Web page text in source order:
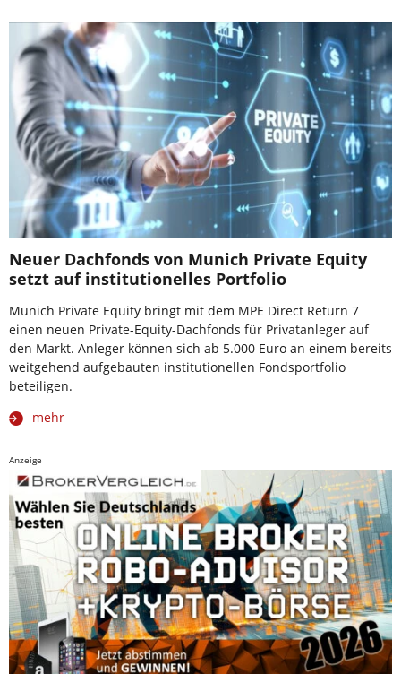
Neuer Dachfonds von Munich Private Equity
setzt auf institutionelles Portfolio
Munich Private Equity bringt mit dem MPE Direct Return 7
einen neuen Private-Equity-Dachfonds für Privatanleger auf
den Markt. Anleger können sich ab 5.000 Euro an einem bereits
weitgehend aufgebauten institutionellen Fondsportfolio
beteiligen.
mehr
Anzeige